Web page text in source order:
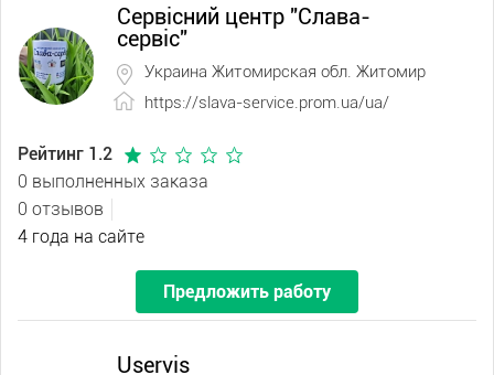
Сервісний центр "Слава-
сервіс"
Украина Житомирская обл. Житомир
https://slava-service.prom.ua/ua/
Рейтинг 1.2
0 выполненных заказа
0 отзывов
4 года на сайте
Предложить работу
Uservis